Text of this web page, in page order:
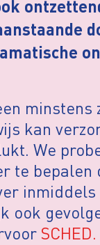
minstens
kan
We
te bepalen
ook
SCHED.